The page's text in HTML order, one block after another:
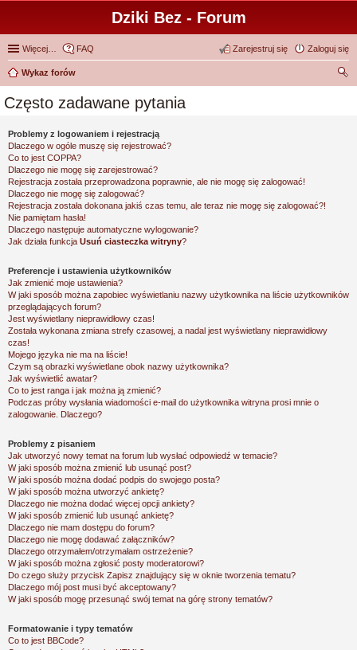
Dziki Bez - Forum
Więcej… FAQ Zaloguj się
Zarejestruj się
Wykaz forów
Często zadawane pytania
Problemy z logowaniem i rejestracją
Dlaczego w ogóle muszę się rejestrować?
Co to jest COPPA?
Dlaczego nie mogę się zarejestrować?
Rejestracja została przeprowadzona poprawnie, ale nie mogę się zalogować!
Dlaczego nie mogę się zalogować?
Rejestracja została dokonana jakiś czas temu, ale teraz nie mogę się zalogować?!
Nie pamiętam hasła!
Dlaczego następuje automatyczne wylogowanie?
Jak działa funkcja Usuń ciasteczka witryny?
Preferencje i ustawienia użytkowników
Jak zmienić moje ustawienia?
W jaki sposób można zapobiec wyświetlaniu nazwy użytkownika na liście użytkowników
przeglądających forum?
Jest wyświetlany nieprawidłowy czas!
Została wykonana zmiana strefy czasowej, a nadal jest wyświetlany nieprawidłowy
czas!
Mojego języka nie ma na liście!
Czym są obrazki wyświetlane obok nazwy użytkownika?
Jak wyświetlić awatar?
Co to jest ranga i jak można ją zmienić?
Podczas próby wysłania wiadomości e-mail do użytkownika witryna prosi mnie o
zalogowanie. Dlaczego?
Problemy z pisaniem
Jak utworzyć nowy temat na forum lub wysłać odpowiedź w temacie?
W jaki sposób można zmienić lub usunąć post?
W jaki sposób można dodać podpis do swojego posta?
W jaki sposób można utworzyć ankietę?
Dlaczego nie można dodać więcej opcji ankiety?
W jaki sposób zmienić lub usunąć ankietę?
Dlaczego nie mam dostępu do forum?
Dlaczego nie mogę dodawać załączników?
Dlaczego otrzymałem/otrzymałam ostrzeżenie?
W jaki sposób można zgłosić posty moderatorowi?
Do czego służy przycisk Zapisz znajdujący się w oknie tworzenia tematu?
Dlaczego mój post musi być akceptowany?
W jaki sposób mogę przesunąć swój temat na górę strony tematów?
Formatowanie i typy tematów
Co to jest BBCode?